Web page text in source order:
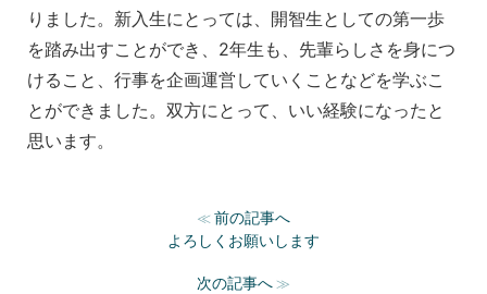
りました。新入生にとっては、開智生としての第一歩
を踏み出すことができ、2年生も、先輩らしさを身につ
けること、行事を企画運営していくことなどを学ぶこ
とができました。双方にとって、いい経験になったと
思います。
≪ 前の記事へ
よろしくお願いします
次の記事へ ≫